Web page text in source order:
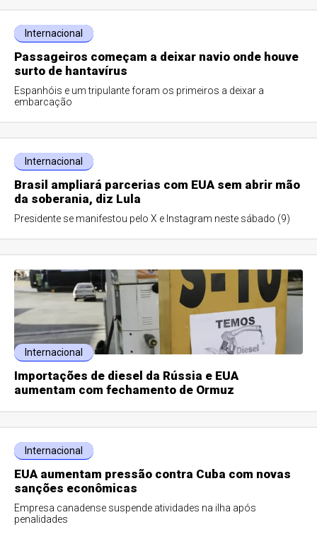
Internacional
Passageiros começam a deixar navio onde houve
surto de hantavírus
Espanhóis e um tripulante foram os primeiros a deixar a
embarcação
Internacional
Brasil ampliará parcerias com EUA sem abrir mão
da soberania, diz Lula
Presidente se manifestou pelo X e Instagram neste sábado (9)
Internacional
Importações de diesel da Rússia e EUA
aumentam com fechamento de Ormuz
Internacional
EUA aumentam pressão contra Cuba com novas
sanções econômicas
Empresa canadense suspende atividades na ilha após
penalidades